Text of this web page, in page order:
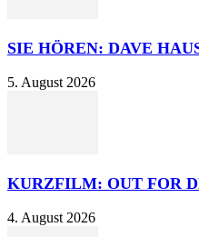
SIE HÖREN: DAVE
5. August 2026
KURZFILM: OUT FOR
4. August 2026